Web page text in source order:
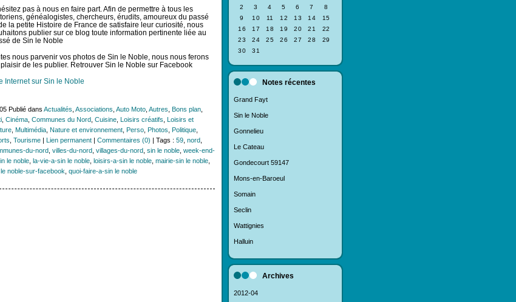
2
3 4 5 6 7
8
9
10 11 12 13 14
15
16
17 18 19 20 21
22
23
24 25 26 27 28
29
30
31
Notes récentes
Grand Fayt
Sin le Noble
Gonnelieu
Le Cateau
Gondecourt 59147
Mons-en-Baroeul
Somain
Seclin
Wattignies
Halluin
Archives
2012-04
pas à nous en faire part. Afin de permettre à tous les
généalogistes, chercheurs, érudits, amoureux du passé
la petite Histoire de France de satisfaire leur curiosité, nous
publier sur ce blog toute information pertinente liée au
de Sin le Noble
nous parvenir vos photos de Sin le Noble, nous nous ferons
de les publier. Retrouver Sin le Noble sur Facebook
Internet sur Sin le Noble
Publié dans Actualités Associations Auto Moto, Autres Bons plan,
, Cinéma, Communes du Nord, Cuisine, Loisirs créatifs Loisirs et
, Multimédia, Nature et environnement, Perso, Photos Politique,
Tourisme| Lien permanent| Commentaires (0) | Tags : 59, nord,
du-nord, villes-du-nord, villages-du-nord, sin le noble, week-end-
le noble, la-vie-a-sin le noble, loisirs-a-sin le noble, mairie-sin le noble,
noble-sur-facebook quoi-faire-a-sin le noble